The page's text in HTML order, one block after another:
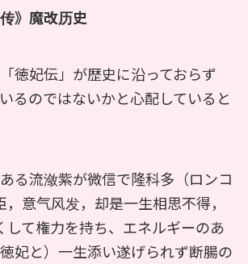
》魔改历史
徳妃伝」が歴史に沿っておらず
るのではないかと心配していると
る流潋紫が微信で隆科多（ロンコ
，意气风发，却是一生相思不得，
して権力を持ち、エネルギーのあ
妃と）一生添い遂げられず断腸の